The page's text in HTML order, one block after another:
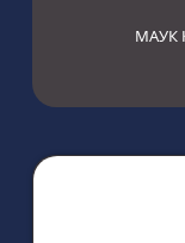
МАУК